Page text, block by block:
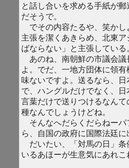
と話し合いを求める手紙が
だそうで。
でその内容たるや、笑かし
主張を潔くあきらめ、北東
ばならない」と主張してい
あのね、南朝鮮の市議会議
よ。でだ、一地方団体に領
味ないですよ。送るなら、
で、ハングルだけでなく、
言葉だけで送りつけるなん
種なんでしょうけどね。
そんなへだらくだらねーパ
ら、自国の政府に国際法廷
だいたい、「対馬の日」条
いるあほーが生意気にあれ